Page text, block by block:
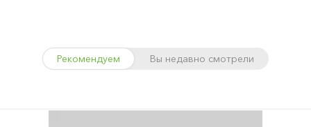
Рекомендуем Вы недавно смотрели